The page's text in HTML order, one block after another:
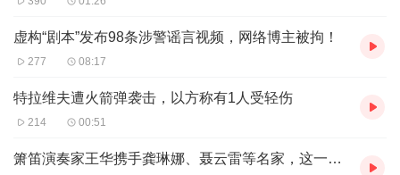
虚构“剧本”发布98条涉警谣言视频，网络博主被拘！
277 08:17
特拉维夫遭火箭弹袭击，以方称有1人受轻伤
214 00:51
箫笛演奏家王华携手龚琳娜、聂云雷等名家，这一夜北京音乐厅“华光溢彩”